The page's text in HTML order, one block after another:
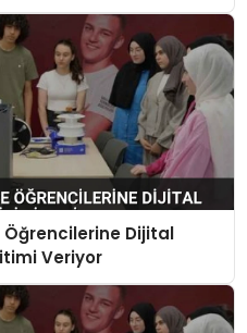
Dijital
Veriyor